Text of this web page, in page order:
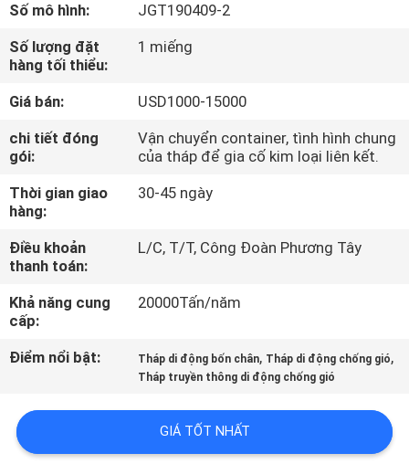
TÔI
THAM
QUAN
NHÀ
KIỂM
SOÁT
CHẤT
LƯỢNG
HỆ
CHÚNG
Số mô hình:
JGT190409-2
Số lượng đặt
hàng tối thiểu:
1 miếng
Giá bán:
USD1000-15000
chi tiết đóng
gói:
Vận chuyển container, tình hình chung
của tháp để gia cố kim loại liên kết.
Thời gian giao
hàng:
30-45 ngày
Điều khoản
thanh toán:
L/C, T/T, Công Đoàn Phương Tây
Khả năng cung
cấp:
20000Tấn/năm
Điểm nổi bật: Tháp di động bốn chân, Tháp di động chống gió,
Tháp truyền thông di động chống gió
GIÁ TỐT NHẤT